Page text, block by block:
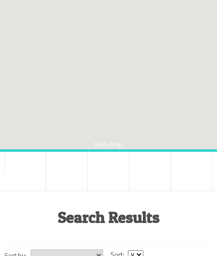
Hide Map
Search Results